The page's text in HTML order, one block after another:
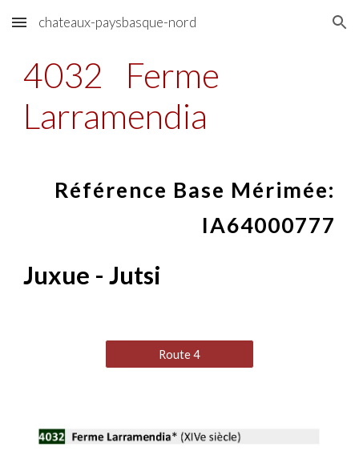
Skip to main content Skip to navigation
chateaux-paysbasque-nord
4032
Ferme
Larramendia
Référence Base Mérimée:
IA64000777
Juxue - Jutsi
Route 4